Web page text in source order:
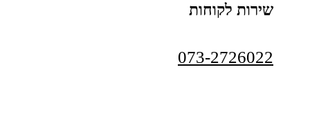
שירות לקוחות
073-2726022